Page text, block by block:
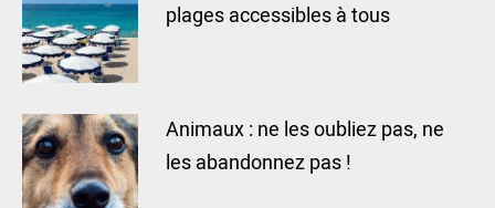
plages accessibles à tous
Animaux : ne les oubliez pas, ne
les abandonnez pas !